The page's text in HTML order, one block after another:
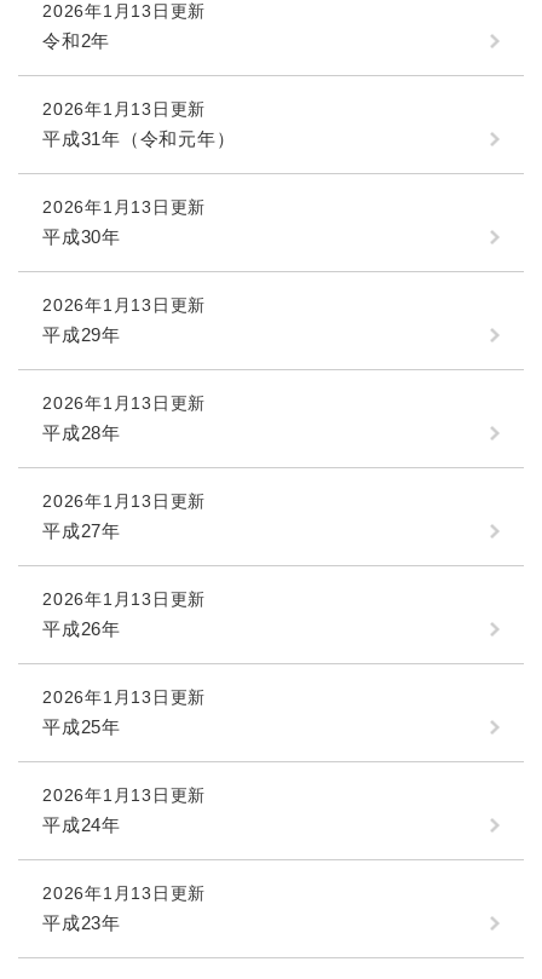
2026年1月13日更新
令和2年
2026年1月13日更新
平成31年（令和元年）
2026年1月13日更新
平成30年
2026年1月13日更新
平成29年
2026年1月13日更新
平成28年
2026年1月13日更新
平成27年
2026年1月13日更新
平成26年
2026年1月13日更新
平成25年
2026年1月13日更新
平成24年
2026年1月13日更新
平成23年